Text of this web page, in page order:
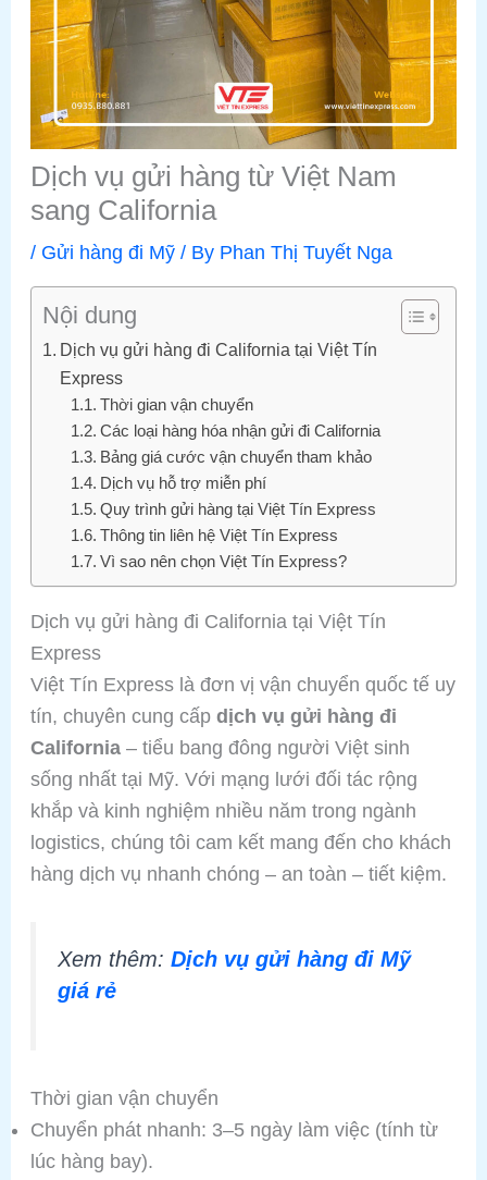
Dịch vụ gửi hàng từ Việt Nam
sang California
/ Gửi hàng đi Mỹ/ By Phan Thị Tuyết Nga
Nội dung
Dịch vụ gửi hàng đi California tại Việt Tín
Express
Thời gian vận chuyển
Các loại hàng hóa nhận gửi đi California
Bảng giá cước vận chuyển tham khảo
Dịch vụ hỗ trợ miễn phí
Quy trình gửi hàng tại Việt Tín Express
Thông tin liên hệ Việt Tín Express
Vì sao nên chọn Việt Tín Express?
Dịch vụ gửi hàng đi California tại Việt Tín
Express
Việt Tín Express là đơn vị vận chuyển quốc tế uy
tín, chuyên cung cấp dịch vụ gửi hàng đi
California– tiểu bang đông người Việt sinh
sống nhất tại Mỹ. Với mạng lưới đối tác rộng
khắp và kinh nghiệm nhiều năm trong ngành
logistics, chúng tôi cam kết mang đến cho khách
hàng dịch vụ nhanh chóng – an toàn – tiết kiệm.
Xem thêm: Dịch vụ gửi hàng đi Mỹ
giá rẻ
Thời gian vận chuyển
Chuyển phát nhanh: 3–5 ngày làm việc (tính từ
lúc hàng bay).